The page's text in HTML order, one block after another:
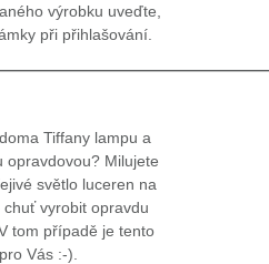
výrobku uveďte,
při přihlašování.
Tiffany lampu a
opravdovou? Milujete
světlo luceren na
vyrobit opravdu
tom případě je tento
Vás :-).